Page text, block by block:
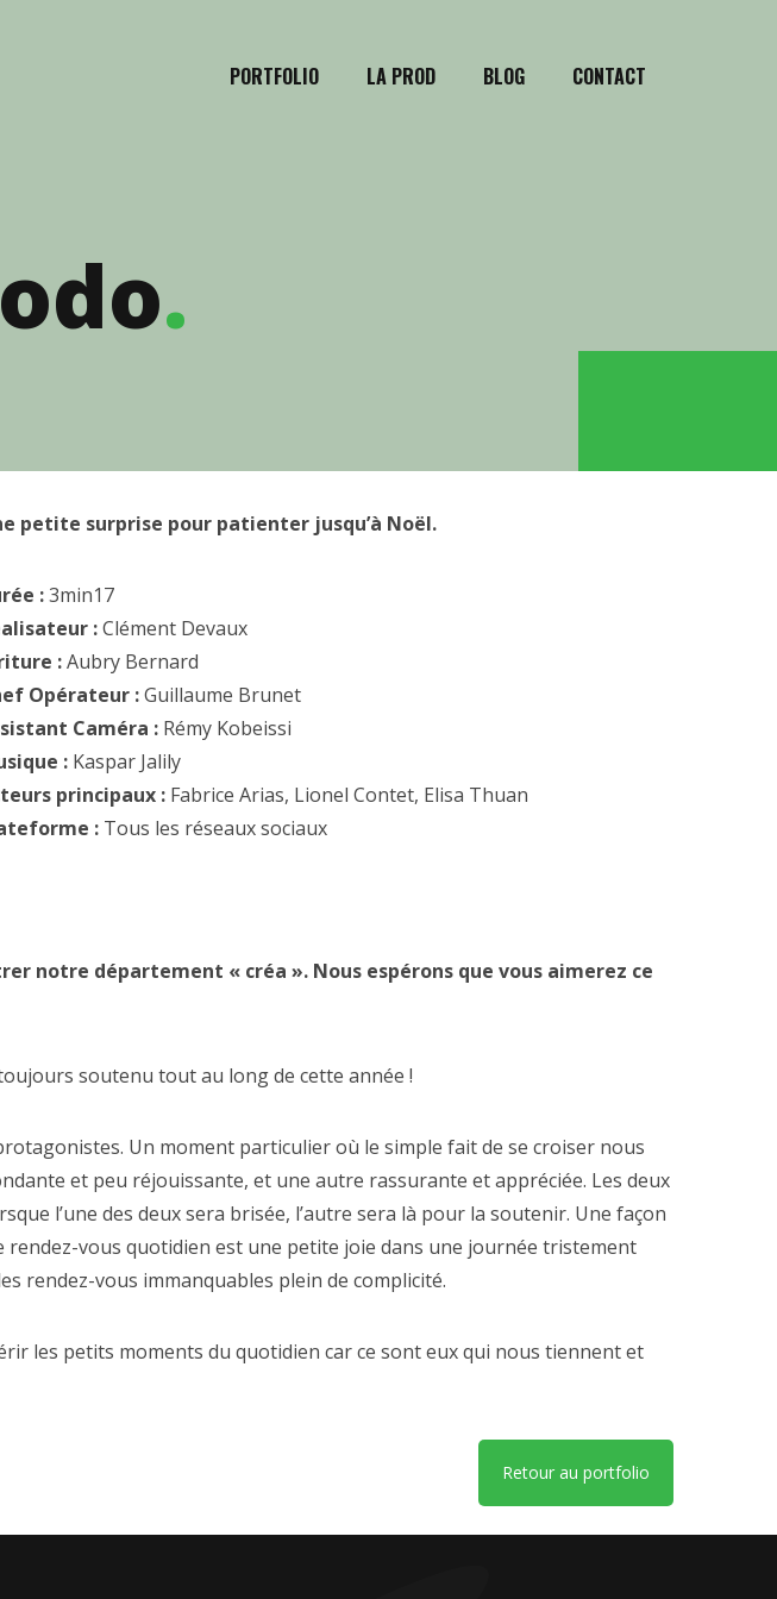
PORTFOLIO LA PROD BLOG CONTACT
.
petite surprise pour patienter jusqu’à Noël.
:3min17
:Clément Devaux
:Aubry Bernard
Opérateur :Guillaume Brunet
Caméra : Rémy Kobeissi
: Kaspar Jalily
principaux : Fabrice Arias, Lionel Contet, Elisa Thuan
: Tous les réseaux sociaux
notre département « créa ». Nous espérons que vous aimerez ce
soutenu tout au long de cette année !
Un moment particulier où le simple fait de se croiser nous
et peu réjouissante, et une autre rassurante et appréciée. Les deux
l’une des deux sera brisée, l’autre sera là pour la soutenir. Une façon
rendez-vous quotidien est une petite joie dans une journée tristement
rendez-vous immanquables plein de complicité.
les petits moments du quotidien car ce sont eux qui nous tiennent et
Retour au portfolio